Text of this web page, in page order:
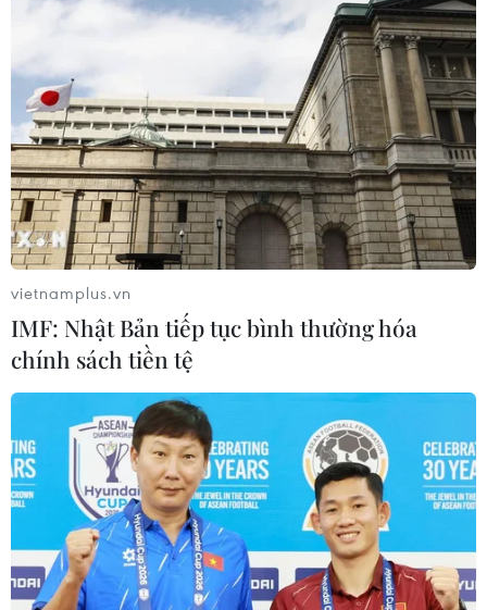
vietnamplus.vn
IMF: Nhật Bản tiếp tục bình thường hóa
chính sách tiền tệ